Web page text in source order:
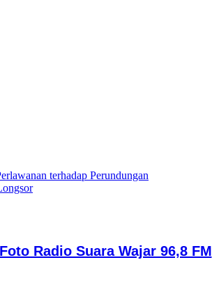
terhadap Perundungan
Radio Suara Wajar 96,8 FM